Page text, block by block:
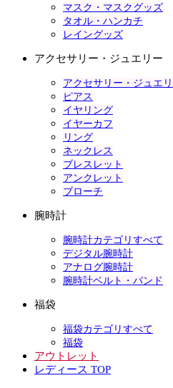
マスク・マスクグッズ
タオル・ハンカチ
レイングッズ
アクセサリー・ジュエリー
アクセサリー・ジュエ
ピアス
イヤリング
イヤーカフ
リング
ネックレス
ブレスレット
アンクレット
ブローチ
腕時計
腕時計カテゴリすべて
デジタル腕時計
アナログ腕時計
腕時計ベルト・バンド
福袋
福袋カテゴリすべて
福袋
アウトレット
レディース TOP